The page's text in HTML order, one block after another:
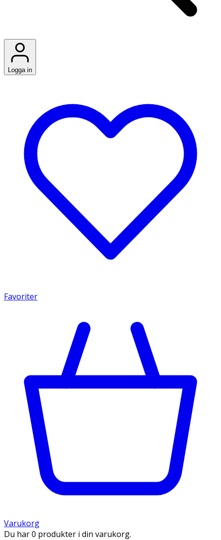
Logga in
Favoriter
Varukorg
Du har 0 produkter i din varukorg.